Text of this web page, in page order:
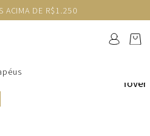
ACIMA DE R$1.250